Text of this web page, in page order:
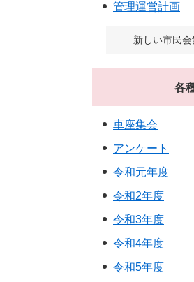
管理運営計画
新しい市民
各
車座集会
アンケート
令和元年度
令和2年度
令和3年度
令和4年度
令和5年度